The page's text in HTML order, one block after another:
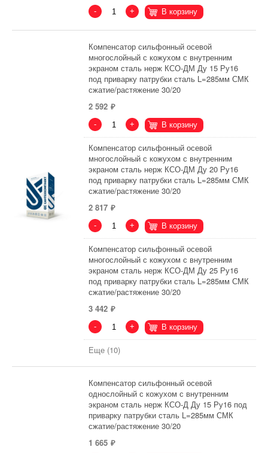
- + В корзину
Компенсатор сильфонный осевой
многослойный с кожухом с внутренним
экраном сталь нерж КСО-ДМ Ду 15 Ру16
под приварку патрубки сталь L=285мм СМК
сжатие/растяжение 30/20
2 592
- + В корзину
Компенсатор сильфонный осевой
многослойный с кожухом с внутренним
экраном сталь нерж КСО-ДМ Ду 20 Ру16
под приварку патрубки сталь L=285мм СМК
сжатие/растяжение 30/20
2 817
- + В корзину
Компенсатор сильфонный осевой
многослойный с кожухом с внутренним
экраном сталь нерж КСО-ДМ Ду 25 Ру16
под приварку патрубки сталь L=285мм СМК
сжатие/растяжение 30/20
3 442
- + В корзину
Еще (10)
Компенсатор сильфонный осевой
однослойный с кожухом с внутренним
экраном сталь нерж КСО-Д Ду 15 Ру16 под
приварку патрубки сталь L=285мм СМК
сжатие/растяжение 30/20
1 665